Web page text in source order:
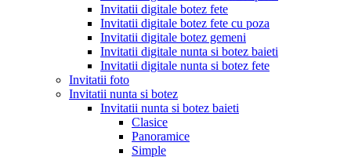
Invitatii digitale botez fete
Invitatii digitale botez fete cu poza
Invitatii digitale botez gemeni
Invitatii digitale nunta si botez baieti
Invitatii digitale nunta si botez fete
Invitatii foto
Invitatii nunta si botez
Invitatii nunta si botez baieti
Clasice
Panoramice
Simple